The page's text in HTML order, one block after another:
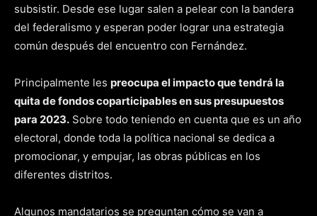
subsistir. Desde ese lugar salen a pelear con la bandera
del federalismo y esperan poder lograr una estrategia
común después del encuentro con Fernández.
Principalmente les preocupa el impacto que tendrá la
quita de fondos coparticipables en sus presupuestos
para 2023. Sobre todo teniendo en cuenta que es un año
electoral, donde toda la política nacional se dedica a
promocionar, y empujar, las obras públicas en los
diferentes distritos.
Algunos mandatarios se preguntan cómo se van a